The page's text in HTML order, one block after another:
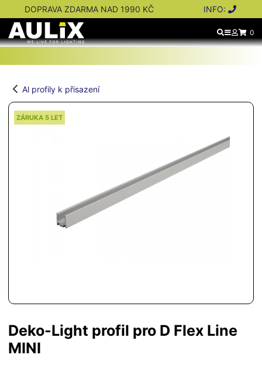
DOPRAVA ZDARMA NAD 1990 KČ INFO:
0
Al profily k přisazení
Deko-Light profil pro D Flex Line
MINI
ZÁRUKA 5 LET